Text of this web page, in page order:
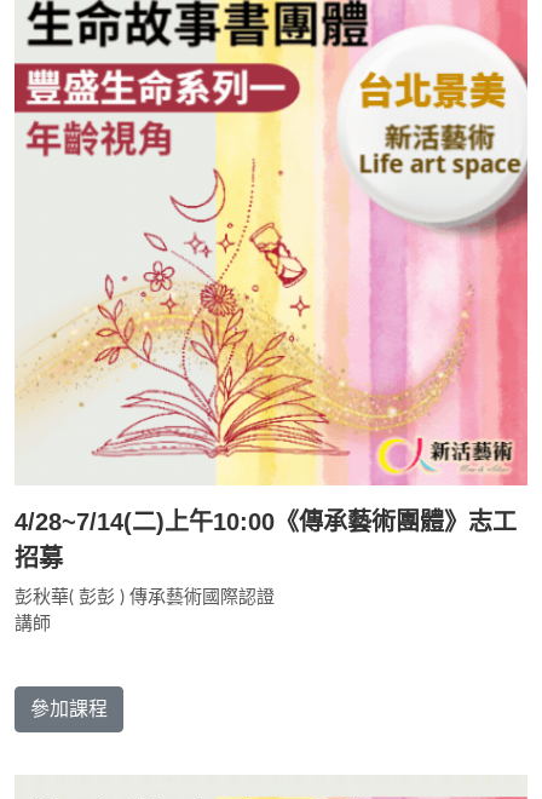
4/28~7/14(二)上午10:00《傳承藝術團體》志工
招募
彭秋華( 彭彭 ) 傳承藝術國際認證
講師
參加課程